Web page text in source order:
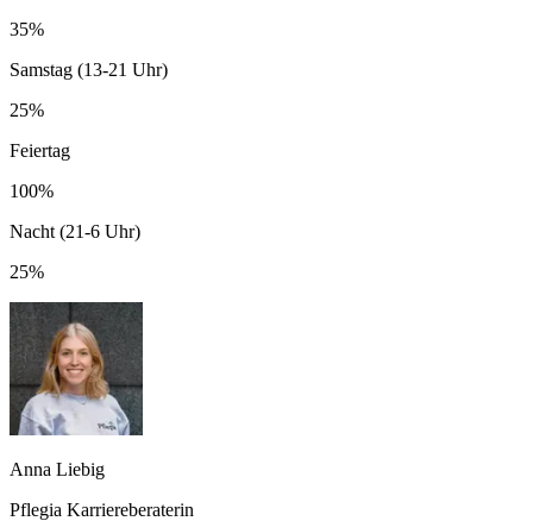
35%
Samstag (13-21 Uhr)
25%
Feiertag
100%
Nacht (21-6 Uhr)
25%
Anna Liebig
Pflegia Karriereberaterin